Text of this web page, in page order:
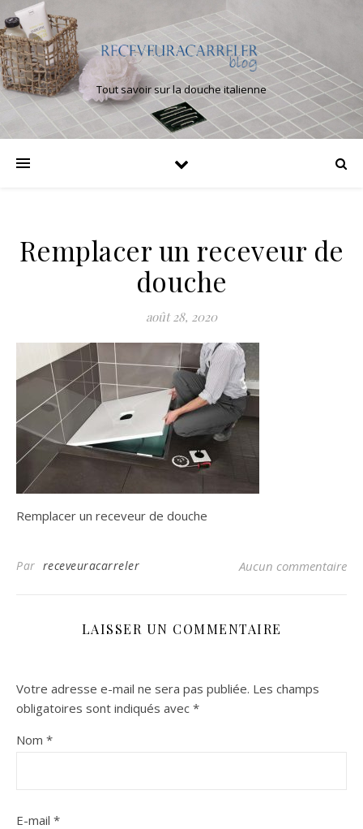
Tout savoir sur la douche italienne
Remplacer un receveur de
douche
août 28, 2020
Remplacer un receveur de douche
Par receveuracarreler Aucun commentaire
LAISSER UN COMMENTAIRE
Votre adresse e-mail ne sera pas publiée. Les champs
obligatoires sont indiqués avec *
Nom *
E-mail *